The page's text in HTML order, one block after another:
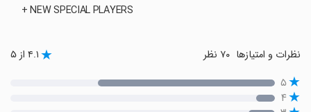
+ NEW SPECIAL PLAYERS
نظرات و امتیازها ۴.۱ از ۵
۵
۴